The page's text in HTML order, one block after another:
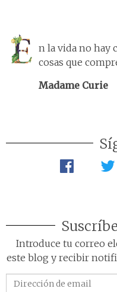
n la vida no hay
cosas que
Madame Curie
Introduce tu correo
este blog y recibir